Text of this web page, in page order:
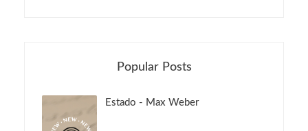
Popular Posts
Estado - Max Weber